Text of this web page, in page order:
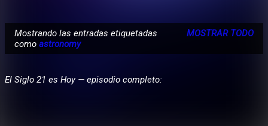
n
t
Mostrando las entradas etiquetadas
como astronomy
MOSTRAR TODO
El Siglo 21 es Hoy — episodio completo: